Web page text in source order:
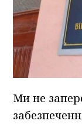
Ми не